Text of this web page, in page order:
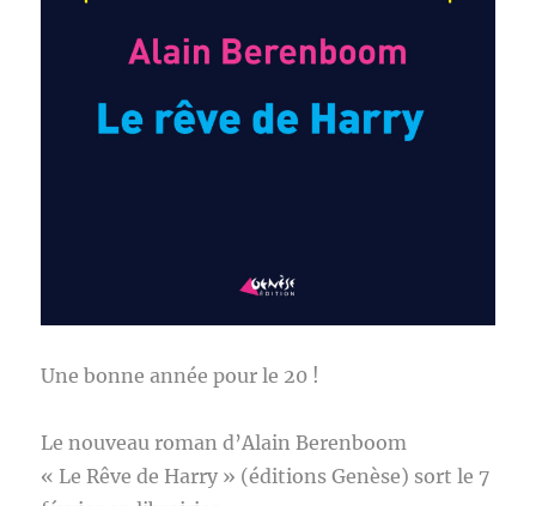
Une bonne année pour le 20 !
Le nouveau roman d’Alain Berenboom
« Le Rêve de Harry » (éditions Genèse) sort le 7